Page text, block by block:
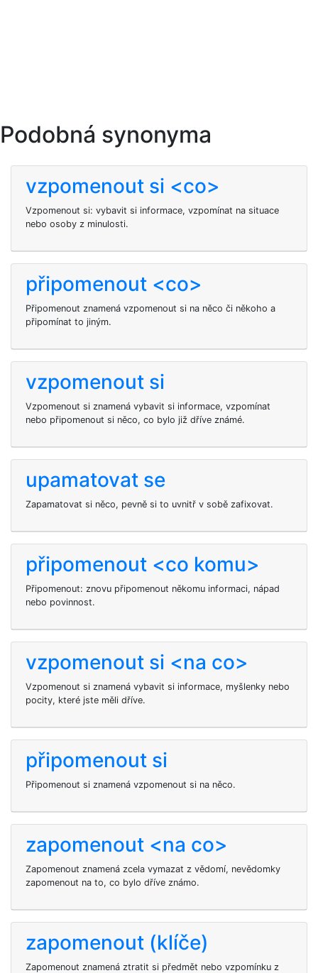
Podobná synonyma
vzpomenout si <co>
Vzpomenout si: vybavit si informace, vzpomínat na situace
nebo osoby z minulosti.
připomenout <co>
Připomenout znamená vzpomenout si na něco či někoho a
připomínat to jiným.
vzpomenout si
Vzpomenout si znamená vybavit si informace, vzpomínat
nebo připomenout si něco, co bylo již dříve známé.
upamatovat se
Zapamatovat si něco, pevně si to uvnitř v sobě zafixovat.
připomenout <co komu>
Připomenout: znovu připomenout někomu informaci, nápad
nebo povinnost.
vzpomenout si <na co>
Vzpomenout si znamená vybavit si informace, myšlenky nebo
pocity, které jste měli dříve.
připomenout si
Připomenout si znamená vzpomenout si na něco.
zapomenout <na co>
Zapomenout znamená zcela vymazat z vědomí, nevědomky
zapomenout na to, co bylo dříve známo.
zapomenout (klíče)
Zapomenout znamená ztratit si předmět nebo vzpomínku z